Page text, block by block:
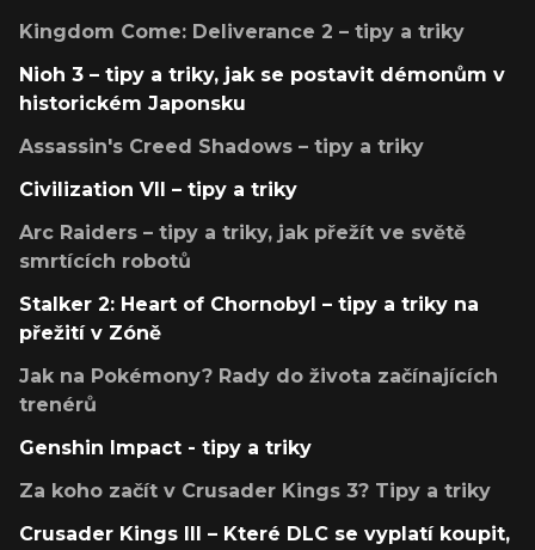
Kingdom Come: Deliverance 2 – tipy a triky
Nioh 3 – tipy a triky, jak se postavit démonům v
historickém Japonsku
Assassin's Creed Shadows – tipy a triky
Civilization VII – tipy a triky
Arc Raiders – tipy a triky, jak přežít ve světě
smrtících robotů
Stalker 2: Heart of Chornobyl – tipy a triky na
přežití v Zóně
Jak na Pokémony? Rady do života začínajících
trenérů
Genshin Impact - tipy a triky
Za koho začít v Crusader Kings 3? Tipy a triky
Crusader Kings III – Které DLC se vyplatí koupit,